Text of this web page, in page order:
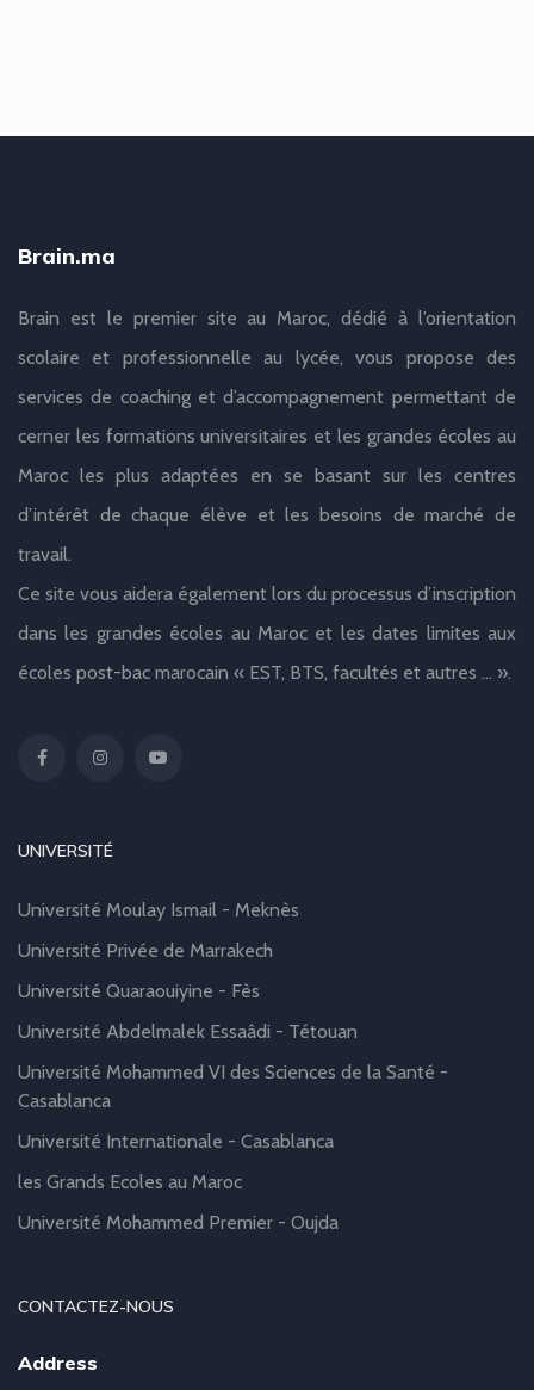
Brain.ma
Brain est le premier site au Maroc, dédié à l’orientation
scolaire et professionnelle au lycée, vous propose des
services de coaching et d’accompagnement permettant de
cerner les formations universitaires et les grandes écoles au
Maroc les plus adaptées en se basant sur les centres
d’intérêt de chaque élève et les besoins de marché de
travail.
Ce site vous aidera également lors du processus d’inscription
dans les grandes écoles au Maroc et les dates limites aux
écoles post-bac marocain « EST, BTS, facultés et autres … ».
UNIVERSITÉ
Université Moulay Ismail - Meknès
Université Privée de Marrakech
Université Quaraouiyine - Fès
Université Abdelmalek Essaâdi - Tétouan
Université Mohammed VI des Sciences de la Santé -
Casablanca
Université Internationale - Casablanca
les Grands Ecoles au Maroc
Université Mohammed Premier - Oujda
CONTACTEZ-NOUS
Address